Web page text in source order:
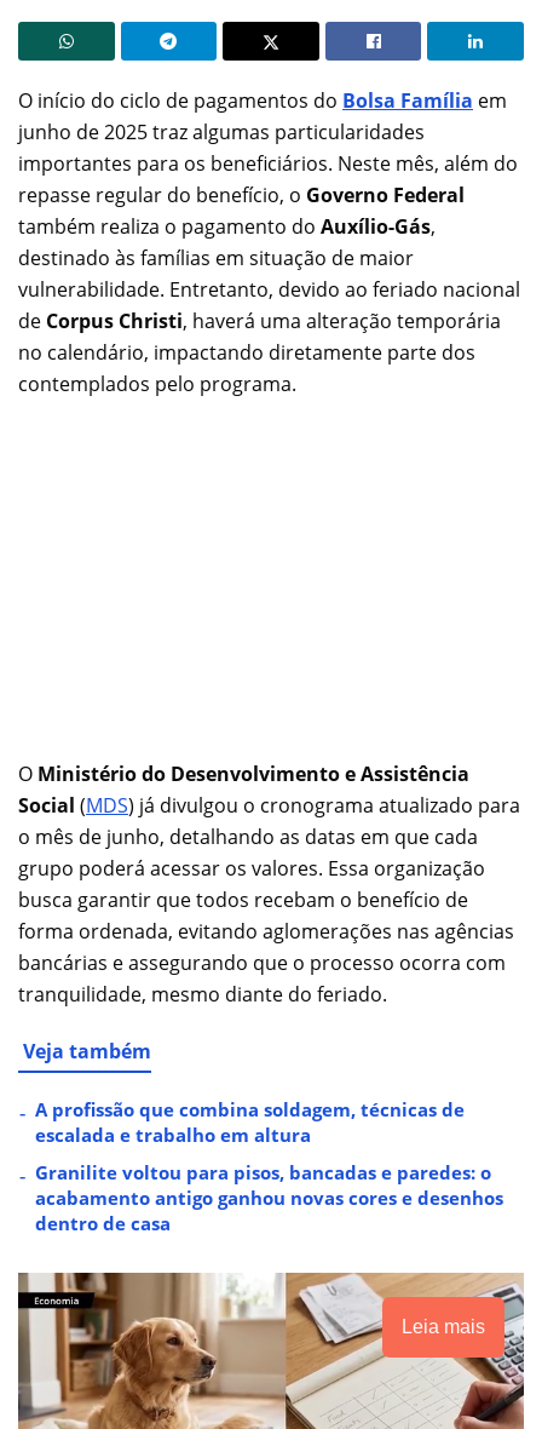
O início do ciclo de pagamentos do Bolsa Família em
junho de 2025 traz algumas particularidades
importantes para os beneficiários. Neste mês, além do
repasse regular do benefício, o Governo Federal
também realiza o pagamento do Auxílio-Gás,
destinado às famílias em situação de maior
vulnerabilidade. Entretanto, devido ao feriado nacional
de Corpus Christi, haverá uma alteração temporária
no calendário, impactando diretamente parte dos
contemplados pelo programa.
O Ministério do Desenvolvimento e Assistência
Social (MDS) já divulgou o cronograma atualizado para
o mês de junho, detalhando as datas em que cada
grupo poderá acessar os valores. Essa organização
busca garantir que todos recebam o benefício de
forma ordenada, evitando aglomerações nas agências
bancárias e assegurando que o processo ocorra com
tranquilidade, mesmo diante do feriado.
Veja também
A profissão que combina soldagem, técnicas de
escalada e trabalho em altura
Granilite voltou para pisos, bancadas e paredes: o
acabamento antigo ganhou novas cores e desenhos
dentro de casa
Leia mais